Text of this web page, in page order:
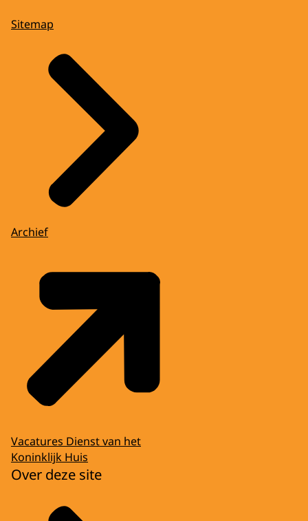
Sitemap
Archief
Vacatures Dienst van het
Koninklijk Huis
Over deze site